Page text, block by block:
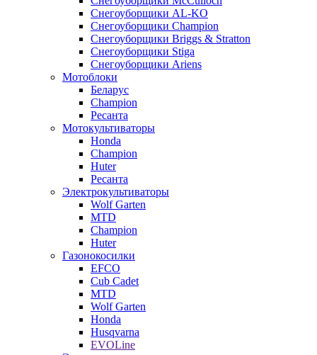
Снегоуборщики AL-KO
Снегоуборщики Champion
Снегоуборщики Briggs & Stratton
Снегоуборщики Stiga
Снегоуборщики Ariens
Мотоблоки
Беларус
Champion
Ресанта
Мотокультиваторы
Honda
Champion
Huter
Ресанта
Электрокультиваторы
Wolf Garten
MTD
Champion
Huter
Газонокосилки
EFCO
Cub Cadet
MTD
Wolf Garten
Honda
Husqvarna
EVOLine